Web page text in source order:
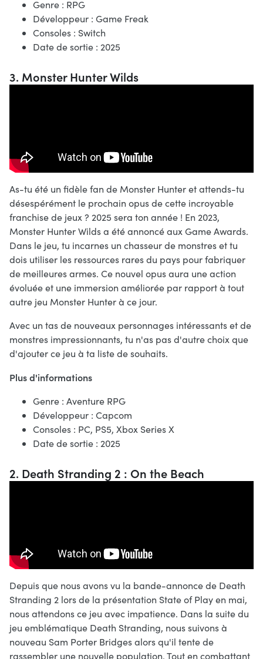
Genre : RPG
Développeur : Game Freak
Consoles : Switch
Date de sortie : 2025
3. Monster Hunter Wilds
As-tu été un fidèle fan de Monster Hunter et attends-tu
désespérément le prochain opus de cette incroyable
franchise de jeux ? 2025 sera ton année ! En 2023,
Monster Hunter Wilds a été annoncé aux Game Awards.
Dans le jeu, tu incarnes un chasseur de monstres et tu
dois utiliser les ressources rares du pays pour fabriquer
de meilleures armes. Ce nouvel opus aura une action
évoluée et une immersion améliorée par rapport à tout
autre jeu Monster Hunter à ce jour.
Avec un tas de nouveaux personnages intéressants et de
monstres impressionnants, tu n'as pas d'autre choix que
d'ajouter ce jeu à ta liste de souhaits.
Plus d'informations
Genre : Aventure RPG
Développeur : Capcom
Consoles : PC, PS5, Xbox Series X
Date de sortie : 2025
2. Death Stranding 2 : On the Beach
Depuis que nous avons vu la bande-annonce de Death
Stranding 2 lors de la présentation State of Play en mai,
nous attendons ce jeu avec impatience. Dans la suite du
jeu emblématique Death Stranding, nous suivons à
nouveau Sam Porter Bridges alors qu'il tente de
rassembler une nouvelle population. Tout en combattant